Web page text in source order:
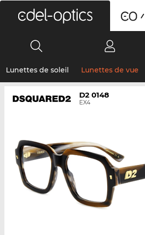
Lunettes de soleil Lunettes de vue
D2 0148
EX4